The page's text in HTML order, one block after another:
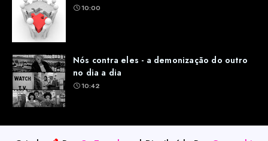
10:00
Nós contra eles - a demonização do outro
no dia a dia
10:42